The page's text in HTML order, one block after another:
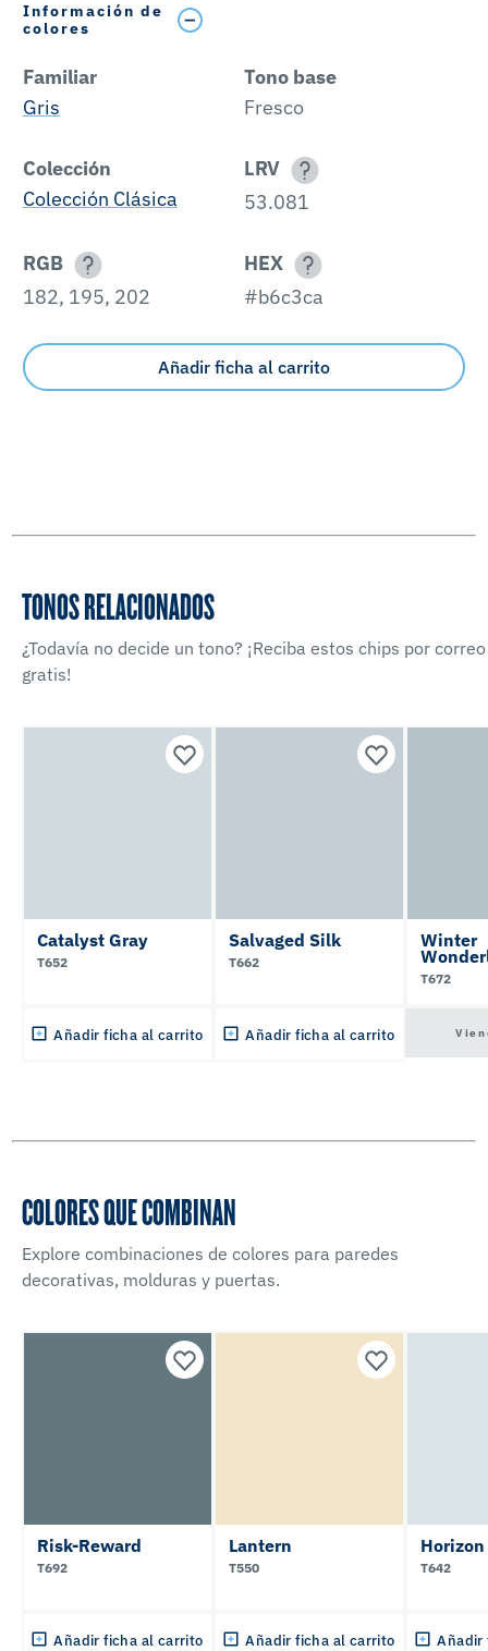
Información de
colores
Familiar
Gris
Tono base
Fresco
Colección
Colección Clásica
LRV
53.081
RGB
182, 195, 202
HEX
#b6c3ca
Añadir ficha al carrito
TONOS RELACIONADOS
¿Todavía no decide un tono? ¡Reciba estos chips por correo
gratis!
Catalyst Gray
T652
Añadir ficha al carrito
Salvaged Silk
T662
Añadir ficha al carrito
Winter
T672
COLORES QUE COMBINAN
Explore combinaciones de colores para paredes
decorativas, molduras y puertas.
Risk-Reward
T692
Añadir ficha al carrito
Lantern
T550
Añadir ficha al carrito
T642
Añadir